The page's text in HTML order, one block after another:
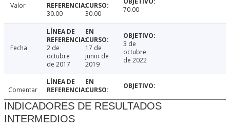
Valor
30.00
30.00 70.00
Fecha
2 de
octubre
de 2017
17 de
junio de
2019
3 de
octubre
de 2022
Comentar
INDICADORES DE RESULTADOS
INTERMEDIOS